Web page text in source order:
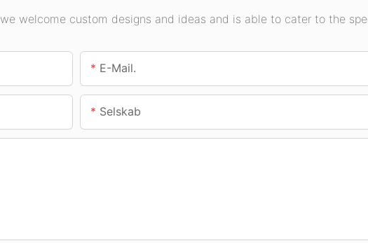
we welcome custom designs and ideas and is able to cater to the
E-Mail.
Selskab